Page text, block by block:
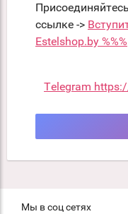
ссылке ->
Estelshop.by %%%
Telegram
Мы в соц сетях